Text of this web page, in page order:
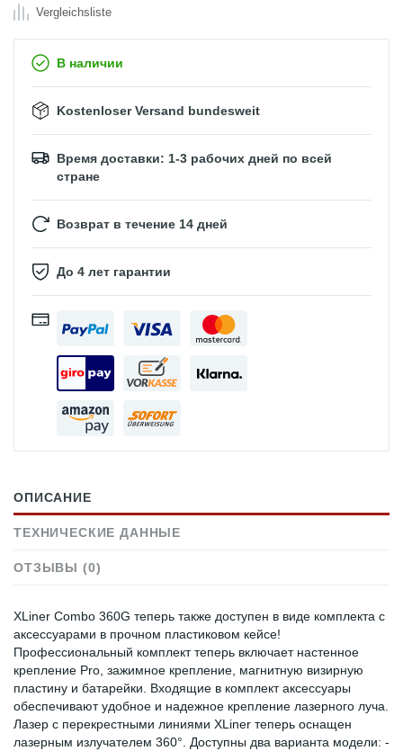
Vergleichsliste
В наличии
Kostenloser Versand bundesweit
Время доставки: 1-3 рабочих дней по всей
стране
Возврат в течение 14 дней
До 4 лет гарантии
ОПИСАНИЕ
ТЕХНИЧЕСКИЕ ДАННЫЕ
ОТЗЫВЫ (0)
XLiner Combo 360G теперь также доступен в виде комплекта с
аксессуарами в прочном пластиковом кейсе!
Профессиональный комплект теперь включает настенное
крепление Pro, зажимное крепление, магнитную визирную
пластину и батарейки. Входящие в комплект аксессуары
обеспечивают удобное и надежное крепление лазерного луча.
Лазер с перекрестными линиями XLiner теперь оснащен
лазерным излучателем 360°. Доступны два варианта модели: -